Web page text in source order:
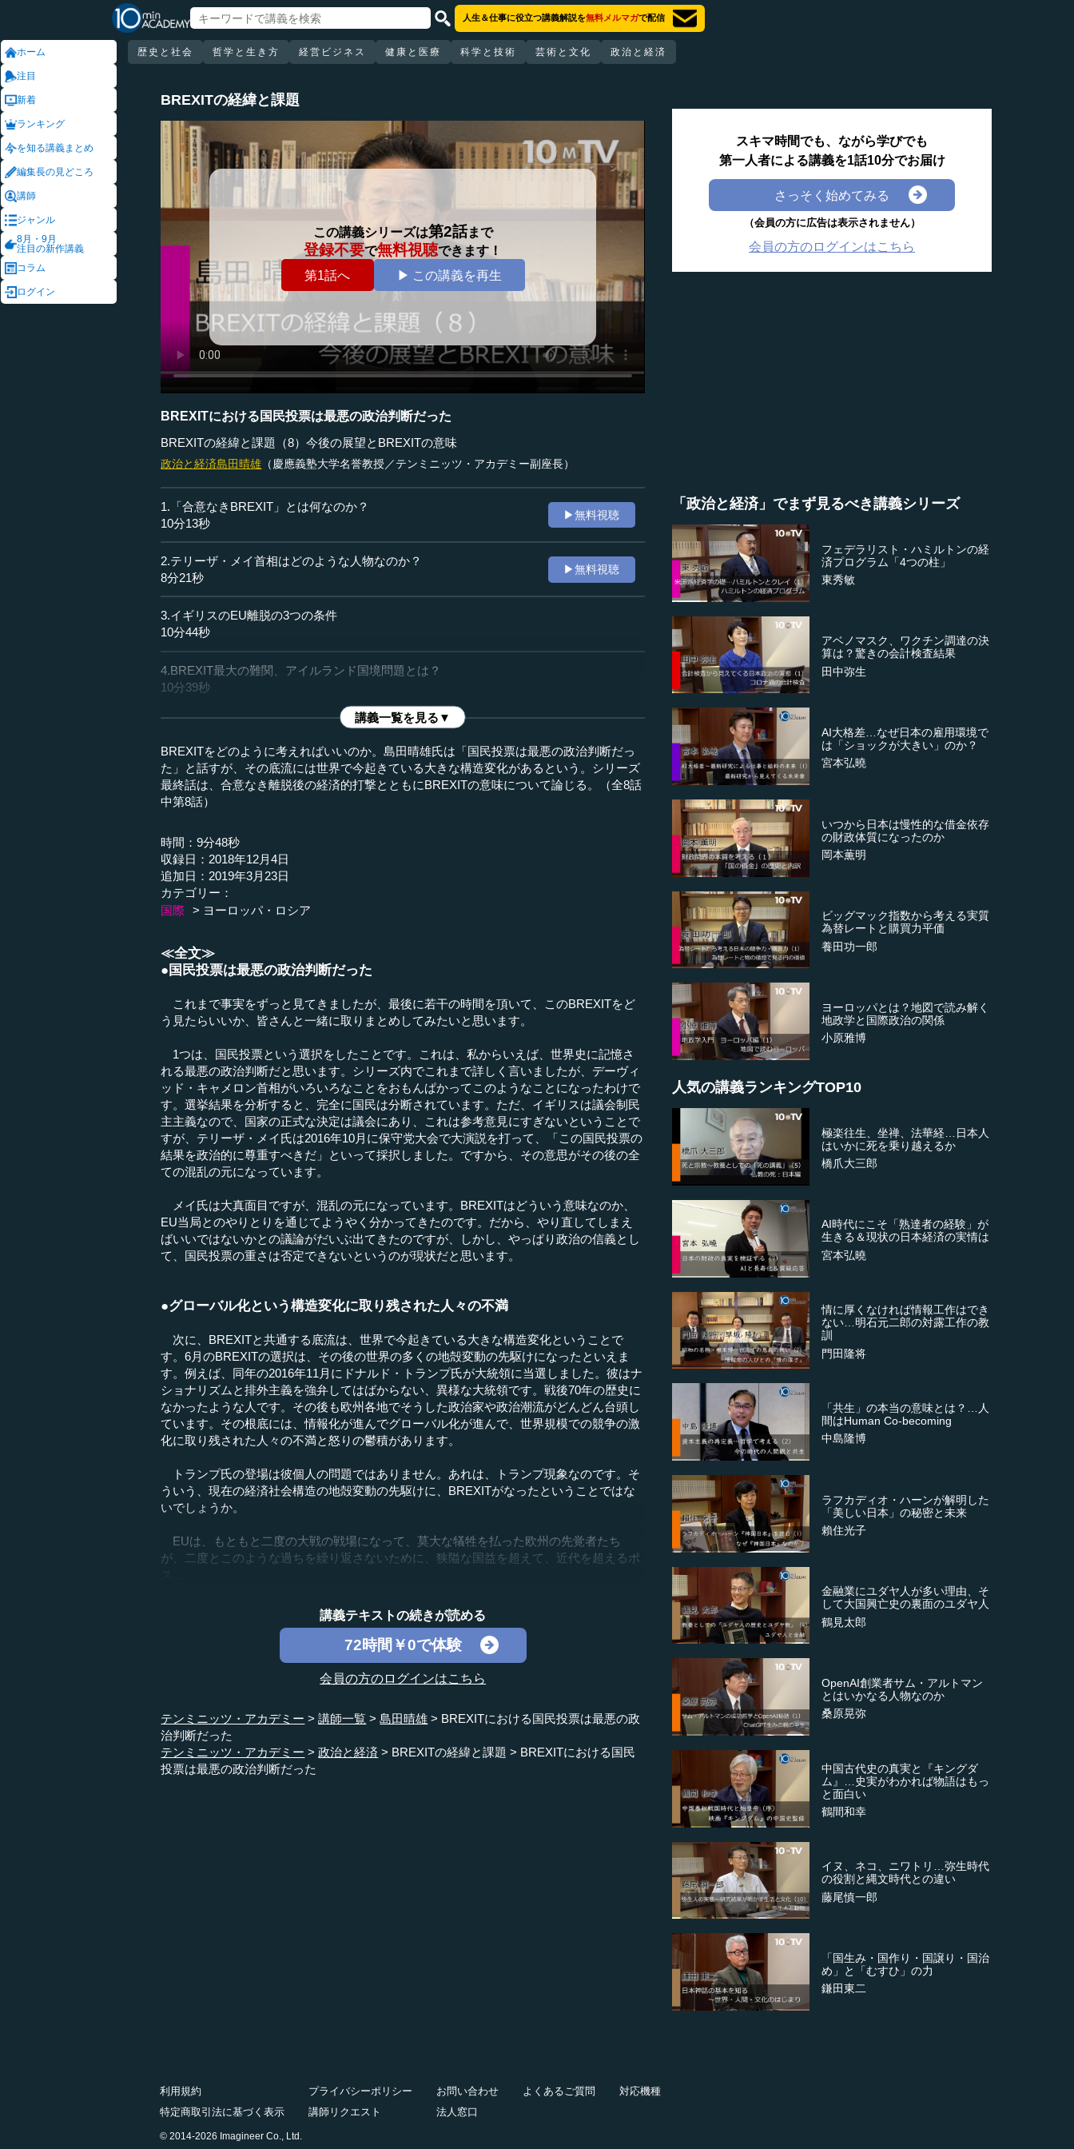
ホーム
注目
新着
ランキング
を知る講義まとめ
編集長の見どころ
講師
ジャンル
8月・9月
注目の新作講義
コラム
ログイン
人生＆仕事に役立つ講義解説を無料メルマガで配信
歴史と社会 哲学と生き方 経営ビジネス 健康と医療 科学と技術 芸術と文化 政治と経済
BREXITの経緯と課題
この講義シリーズは第2話まで
登録不要で無料視聴できます！
第1話へ
▶ この講義を再生
BREXITにおける国民投票は最悪の政治判断だった
BREXITの経緯と課題（8）今後の展望とBREXITの意味
政治と経済島田晴雄 （慶應義塾大学名誉教授／テンミニッツ・アカデミー副座長）
1.「合意なきBREXIT」とは何なのか？
10分13秒
▶無料視聴
2.テリーザ・メイ首相はどのような人物なのか？
8分21秒
▶無料視聴
3.イギリスのEU離脱の3つの条件
10分44秒
4.BREXIT最大の難関、アイルランド国境問題とは？
10分39秒
講義一覧を見る▼
BREXITをどのように考えればいいのか。島田晴雄氏は「国民投票は最悪の政治判断だっ
た」と話すが、その底流には世界で今起きている大きな構造変化があるという。シリーズ
最終話は、合意なき離脱後の経済的打撃とともにBREXITの意味について論じる。（全8話
中第8話）
時間：9分48秒
収録日：2018年12月4日
追加日：2019年3月23日
カテゴリー：
国際
ヨーロッパ・ロシア
≪全文≫
●国民投票は最悪の政治判断だった
これまで事実をずっと見てきましたが、最後に若干の時間を頂いて、このBREXITをど
う見たらいいか、皆さんと一緒に取りまとめしてみたいと思います。
1つは、国民投票という選択をしたことです。これは、私からいえば、世界史に記憶さ
れる最悪の政治判断だと思います。シリーズ内でこれまで詳しく言いましたが、デーヴィ
ッド・キャメロン首相がいろいろなことをおもんぱかってこのようなことになったわけで
す。選挙結果を分析すると、完全に国民は分断されています。ただ、イギリスは議会制民
主主義なので、国家の正式な決定は議会にあり、これは参考意見にすぎないということで
すが、テリーザ・メイ氏は2016年10月に保守党大会で大演説を打って、「この国民投票の
結果を政治的に尊重すべきだ」といって採択しました。ですから、その意思がその後の全
ての混乱の元になっています。
メイ氏は大真面目ですが、混乱の元になっています。BREXITはどういう意味なのか、
EU当局とのやりとりを通じてようやく分かってきたのです。だから、やり直してしまえ
ばいいではないかとの議論がだいぶ出てきたのですが、しかし、やっぱり政治の信義とし
て、国民投票の重さは否定できないというのが現状だと思います。
●グローバル化という構造変化に取り残された人々の不満
次に、BREXITと共通する底流は、世界で今起きている大きな構造変化ということで
す。6月のBREXITの選択は、その後の世界の多くの地殻変動の先駆けになったといえま
す。例えば、同年の2016年11月にドナルド・トランプ氏が大統領に当選しました。彼はナ
ショナリズムと排外主義を強弁してはばからない、異様な大統領です。戦後70年の歴史に
なかったような人です。その後も欧州各地でそうした政治家や政治潮流がどんどん台頭し
ています。その根底には、情報化が進んでグローバル化が進んで、世界規模での競争の激
化に取り残された人々の不満と怒りの鬱積があります。
トランプ氏の登場は彼個人の問題ではありません。あれは、トランプ現象なのです。そ
ういう、現在の経済社会構造の地殻変動の先駆けに、BREXITがなったということではな
いでしょうか。
EUは、もともと二度の大戦の戦場になって、莫大な犠牲を払った欧州の先覚者たち
が、二度とこのような過ちを繰り返さないために、狭隘な国益を超えて、近代を超えるポ
講義テキストの続きが読める
72時間￥0で体験
会員の方のログインはこちら
テンミニッツ・アカデミー 講師一覧 島田晴雄
BREXITにおける国民投票は最悪の政
治判断だった
テンミニッツ・アカデミー
政治と経済 BREXITの経緯と課題
BREXITにおける国民
投票は最悪の政治判断だった
スキマ時間でも、ながら学びでも
第一人者による講義を1話10分でお届け
さっそく始めてみる
（会員の方に広告は表示されません）
会員の方のログインはこちら
「政治と経済」でまず見るべき講義シリーズ
フェデラリスト・ハミルトンの経
済プログラム「4つの柱」
東秀敏
アベノマスク、ワクチン調達の決
算は？驚きの会計検査結果
田中弥生
AI大格差…なぜ日本の雇用環境で
は「ショックが大きい」のか？
宮本弘曉
いつから日本は慢性的な借金依存
の財政体質になったのか
岡本薫明
ビッグマック指数から考える実質
為替レートと購買力平価
養田功一郎
ヨーロッパとは？地図で読み解く
地政学と国際政治の関係
小原雅博
人気の講義ランキングTOP10
極楽往生、坐禅、法華経…日本人
はいかに死を乗り越えるか
橋爪大三郎
AI時代にこそ「熟達者の経験」が
生きる＆現状の日本経済の実情は
宮本弘曉
情に厚くなければ情報工作はでき
ない…明石元二郎の対露工作の教
訓
門田隆将
「共生」の本当の意味とは？…人
間はHuman Co-becoming
中島隆博
ラフカディオ・ハーンが解明した
「美しい日本」の秘密と未来
賴住光子
金融業にユダヤ人が多い理由、そ
して大国興亡史の裏面のユダヤ人
鶴見太郎
OpenAI創業者サム・アルトマン
とはいかなる人物なのか
桑原晃弥
中国古代史の真実と『キングダ
ム』…史実がわかれば物語はもっ
と面白い
鶴間和幸
イヌ、ネコ、ニワトリ…弥生時代
の役割と縄文時代との違い
藤尾慎一郎
「国生み・国作り・国譲り・国治
め」と「むすひ」の力
鎌田東二
利用規約 プライバシーポリシー お問い合わせ よくあるご質問
対応機種
特定商取引法に基づく表示
講師リクエスト 法人窓口
© 2014-2026 Imagineer Co., Ltd.